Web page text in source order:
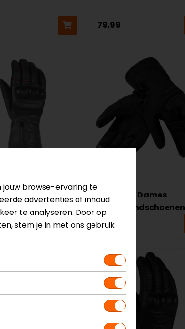
79,99
Lava H2O Dames
Motorhandschoenen
64,99
jouw browse-ervaring te
advertenties of inhoud
te analyseren. Door op
stem je in met ons gebruik